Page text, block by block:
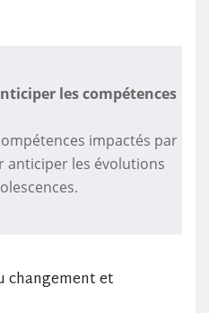
les compétences
impactés par
anticiper les évolutions
changement et